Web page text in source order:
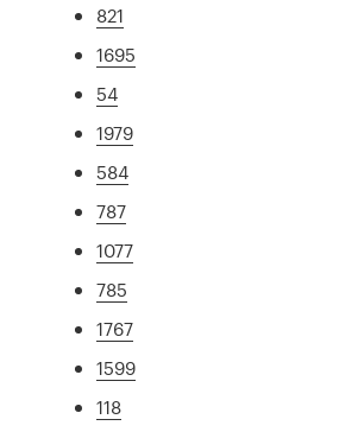
821
1695
54
1979
584
787
1077
785
1767
1599
118